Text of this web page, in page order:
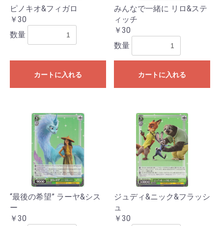
ピノキオ&フィガロ
￥30
数量
カートに入れる
みんなで一緒に リロ&ステ
ィッチ
￥30
数量
カートに入れる
“最後の希望” ラーヤ&シス
ー
￥30
ジュディ&ニック&フラッシ
ュ
￥30